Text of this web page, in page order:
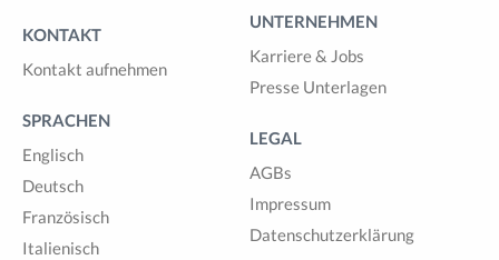
KONTAKT
Kontakt aufnehmen
SPRACHEN
Englisch
Deutsch
Französisch
Italienisch
UNTERNEHMEN
Karriere & Jobs
Presse Unterlagen
LEGAL
AGBs
Impressum
Datenschutzerklärung